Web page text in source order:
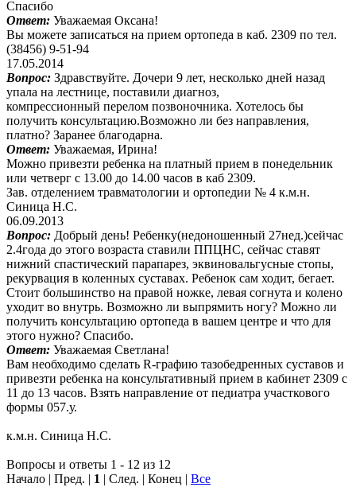
Спасибо
Ответ: Уважаемая Оксана!
Вы можете записаться на прием ортопеда в каб. 2309 по тел.
(38456) 9-51-94
17.05.2014
Вопрос: Здравствуйте. Дочери 9 лет, несколько дней назад
упала на лестнице, поставили диагноз,
компрессионный перелом позвоночника. Хотелось бы
получить консультацию.Возможно ли без направления,
платно? Заранее благодарна.
Ответ: Уважаемая, Ирина!
Можно привезти ребенка на платный прием в понедельник
или четверг с 13.00 до 14.00 часов в каб 2309.
Зав. отделением травматологии и ортопедии № 4 к.м.н.
Синица Н.С.
06.09.2013
Вопрос: Добрый день! Ребенку(недоношенный 27нед.)сейчас
2.4года до этого возраста ставили ППЦНС, сейчас ставят
нижний спастический парапарез, эквиновальгусные стопы,
рекурвация в коленных суставах. Ребенок сам ходит, бегает.
Стоит большинство на правой ножке, левая согнута и колено
уходит во внутрь. Возможно ли выпрямить ногу? Можно ли
получить консультацию ортопеда в вашем центре и что для
этого нужно? Спасибо.
Ответ: Уважаемая Светлана!
Вам необходимо сделать R-графию тазобедренных суставов и
привезти ребенка на консультативный прием в кабинет 2309 с
11 до 13 часов. Взять направление от педиатра участкового
формы 057.у.
к.м.н. Синица Н.С.
Вопросы и ответы 1 - 12 из 12
Начало | Пред. | 1 | След. | Конец Все